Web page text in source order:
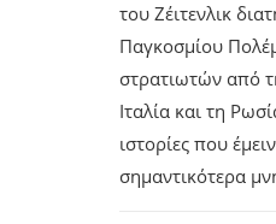
του Ζέιτενλικ
Παγκοσμίου
στρατιωτών από
Ιταλία και τη
ιστορίες που
σημαντικότερα